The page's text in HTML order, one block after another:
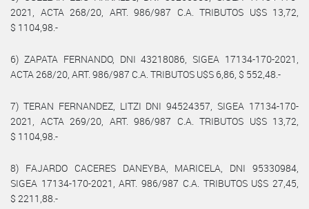
2021, ACTA 268/20, ART. 986/987 C.A. TRIBUTOS U$S 13,72,
$ 1104,98.-
6) ZAPATA FERNANDO, DNI 43218086, SIGEA 17134-170-2021,
ACTA 268/20, ART. 986/987 C.A. TRIBUTOS U$S 6,86, $ 552,48.-
7) TERAN FERNANDEZ, LITZI DNI 94524357, SIGEA 17134-170-
2021, ACTA 269/20, ART. 986/987 C.A. TRIBUTOS U$S 13,72,
$ 1104,98.-
8) FAJARDO CACERES DANEYBA, MARICELA, DNI 95330984,
SIGEA 17134-170-2021, ART. 986/987 C.A. TRIBUTOS U$S 27,45,
$ 2211,88.-